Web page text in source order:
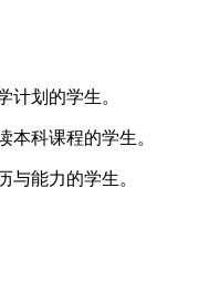
计划的学生。
科课程的学生。
能力的学生。